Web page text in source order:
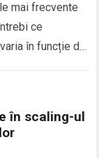
mai frecvente
ce
în funcție de
trădarea
în scaling-ul